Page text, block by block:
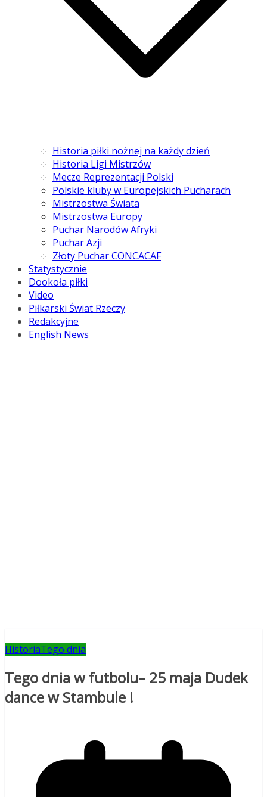
Historia piłki nożnej na każdy dzień
Historia Ligi Mistrzów
Mecze Reprezentacji Polski
Polskie kluby w Europejskich Pucharach
Mistrzostwa Świata
Mistrzostwa Europy
Puchar Narodów Afryki
Puchar Azji
Złoty Puchar CONCACAF
Statystycznie
Dookoła piłki
Video
Piłkarski Świat Rzeczy
Redakcyjne
English News
HistoriaTego dnia
Tego dnia w futbolu– 25 maja Dudek
dance w Stambule !